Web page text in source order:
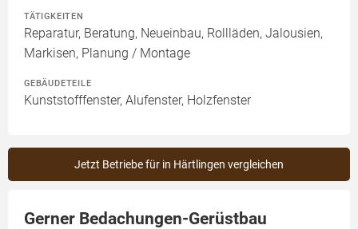
TÄTIGKEITEN
Reparatur, Beratung, Neueinbau, Rollläden, Jalousien,
Markisen, Planung / Montage
GEBÄUDETEILE
Kunststofffenster, Alufenster, Holzfenster
Jetzt Betriebe für in Härtlingen vergleichen
Gerner Bedachungen-Gerüstbau